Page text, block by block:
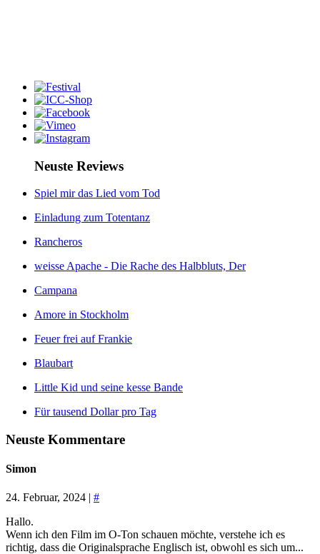
Neuste Reviews
Spiel mir das Lied vom Tod
Einladung zum Totentanz
Rancheros
weisse Apache - Die Rache des Halbbluts, Der
Campana
Amore in Stockholm
Feuer frei auf Frankie
Blaubart
Little Kid und seine kesse Bande
Für tausend Dollar pro Tag
Neuste Kommentare
Simon
24. Februar, 2024 | #
Hallo.
Wenn ich den Film im O-Ton schauen möchte, verstehe ich es
richtig, dass die Originalsprache Englisch ist, obwohl es sich um...